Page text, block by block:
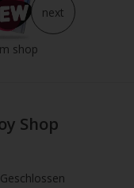
shop
next
Shop
Geschlossen